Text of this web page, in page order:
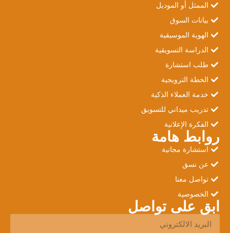
الممثل أو الموديل
بيانات السوق
الهوية الموسيقية
الدراسة التسويقية
طلب استشارة
الخطة الترويجية
خدمة العملاء الذكية
تدريب ميداني للتسويق
الفكرة الإعلانية
روابط هامة
استشارة مجانية
عن نسق
تواصل معنا
الخصوصية
ابق على تواصل